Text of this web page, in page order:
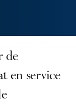
de
en service